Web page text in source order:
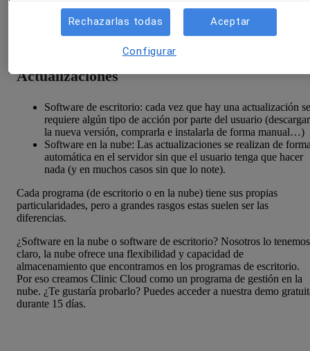
Software de escritorio: Pago único. Se paga la licencia para
instalar el programa en uno o varios equipos.
Software en la nube: Pago periódico. Se suele pagar una
cuota periódica por el acceso al programa.
Actualizaciones
Software de escritorio: cada vez que hay una actualización se
requiere algún tipo de acción por parte del usuario (descargar
la nueva versión, comprarla e instalarla de forma manual…)
Software en la nube: Las actualizaciones se realizan de
automática en el servidor sin que el usuario tenga que hacer
nada (y en muchos casos sin que lo note).
Cada programa (de escritorio o en la nube) tiene sus propias
particularidades, pero a grandes rasgos estas suelen ser las
diferencias.
¿Software en la nube o software de escritorio? Nosotros lo tenemos
claro, la nube ofrece una flexibilidad y capacidad de
almacenamiento que encontramos en los programas de escritorio.
Por eso creamos Clinic Cloud como un programa de gestión en la
nube. ¿Te gustaría probarlo? Puedes acceder a nuestra demo
durante 15 días.
Rechazarlas todas Aceptar
Configurar